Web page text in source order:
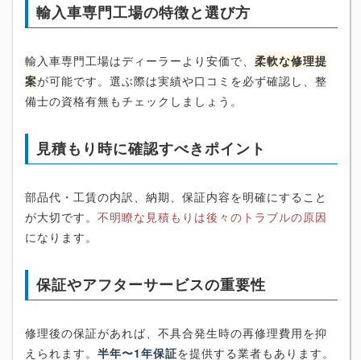
輸入車専門工場の特徴と選び方
輸入車専門工場はディーラーより安価で、 柔軟な修理提
案が可能です。選ぶ際は実績や口コミを必ず確認し、整
備士の資格有無もチェックしましょう。
見積もり時に確認すべきポイント
部品代・工賃の内訳、納期、保証内容を明確にすること
が大切です。 不明瞭な見積もりは後々のトラブルの原因
になります。
保証やアフターサービスの重要性
修理後の保証があれば、不具合発生時の再修理費用を抑
えられます。 半年〜1年保証を提供する業者もあります。